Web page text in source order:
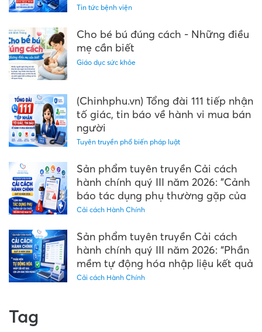
Tin tức bệnh viện
Cho bé bú đúng cách - Những điều
mẹ cần biết
Giáo dục sức khỏe
(Chinhphu.vn) Tổng đài 111 tiếp nhận
tố giác, tin báo về hành vi mua bán
người
Tuyên truyền phổ biến pháp luật
Sản phẩm tuyên truyền Cải cách
hành chính quý III năm 2026: "Cảnh
báo tác dụng phụ thường gặp của
thuốc trên đơn thuốc ngoại trú"
Cải cách Hành Chính
Sản phẩm tuyên truyền Cải cách
hành chính quý III năm 2026: “Phần
mềm tự động hóa nhập liệu kết quả
cận lâm sàng trên Medinet”
Cải cách Hành Chính
Tag